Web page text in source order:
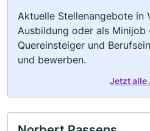
Aktuelle Stellenangebote in
Ausbildung oder als Minijob
Quereinsteiger und
und bewerben.
Jetzt alle